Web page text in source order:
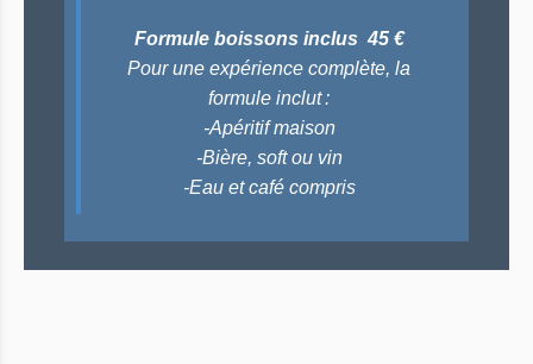
Formule boissons inclus 45 €
Pour une expérience complète, la
formule inclut :
-Apéritif maison
-Bière, soft ou vin
-Eau et café compris